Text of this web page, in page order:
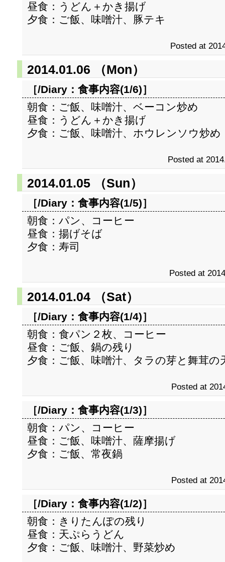
昼食：うどん＋かき揚げ
夕食：ご飯、味噌汁、豚テキ
Posted at
2014.01.06 （Mon）
［/Diary： 食事内容(1/6)］
朝食：ご飯、味噌汁、ベーコン炒め
昼食：うどん＋かき揚げ
夕食：ご飯、味噌汁、ホウレンソウ炒め
Posted at
2014.01.05 （Sun）
［/Diary： 食事内容(1/5)］
朝食：パン、コーヒー
昼食：揚げそば
夕食：寿司
Posted at
2014.01.04 （Sat）
［/Diary： 食事内容(1/4)］
朝食：食パン２枚、コーヒー
昼食：ご飯、鍋の残り
夕食：ご飯、味噌汁、タラの芽と舞茸の
Posted at
［/Diary： 食事内容(1/3)］
朝食：パン、コーヒー
昼食：ご飯、味噌汁、薩摩揚げ
夕食：ご飯、常夜鍋
Posted at
［/Diary： 食事内容(1/2)］
朝食：きりたんぽの残り
昼食：天ぷらうどん
夕食：ご飯、味噌汁、野菜炒め